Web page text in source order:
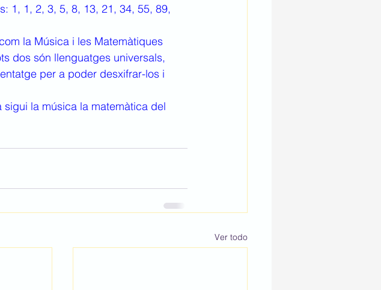
1, 1, 2, 3, 5, 8, 13, 21, 34, 55, 89,
la Música i les Matemàtiques
dos són llenguatges universals,
per a poder desxifrar-los i
sigui la música la matemàtica del
Ver todo